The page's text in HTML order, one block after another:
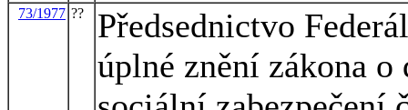
73/1977 ??
Předsednictvo
úplné znění zákona